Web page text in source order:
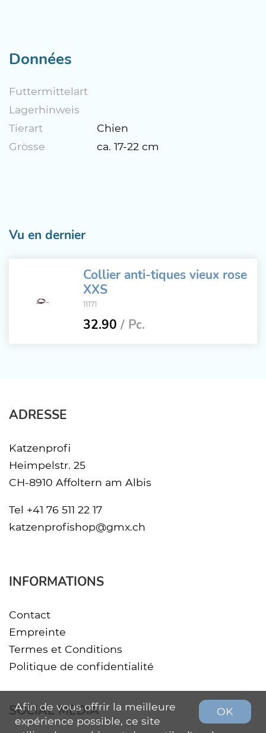
Données
Futtermittelart
Lagerhinweis
Tierart
Chien
Grösse
ca. 17-22 cm
Vu en dernier
Collier anti-tiques vieux rose
XXS
11171
32.90 / Pc.
ADRESSE
Katzenprofi
Heimpelstr. 25
CH-8910 Affoltern am Albis
Tel +41 76 511 22 17
katzenprofishop@gmx.ch
INFORMATIONS
Contact
Empreinte
Termes et Conditions
Politique de confidentialité
SOCIAL MEDIA OK
Afin de vous offrir la meilleure
expérience possible, ce site